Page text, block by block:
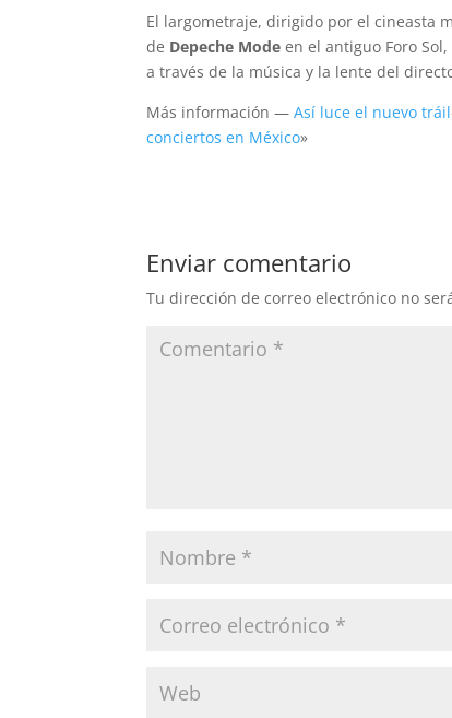
El largometraje, dirigido por el cineasta
de Depeche Mode en el antiguo Foro
a través de la música y la lente del
Más información —Así luce el nuevo
conciertos en México»
Enviar comentario
Tu dirección de correo electrónico no